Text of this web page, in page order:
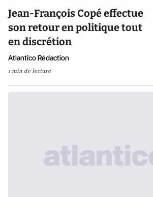
Jean-François Copé effectue
son retour en politique tout
en discrétion
Atlantico Rédaction
1 min de lecture